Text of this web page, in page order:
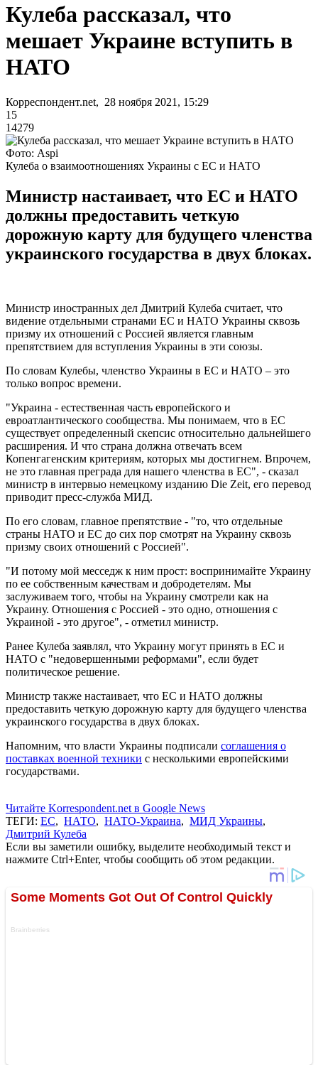
Кулеба рассказал, что
мешает Украине вступить в
НАТО
Корреспондент.net, 28 ноября 2021, 15:29
15
14279
Фото: Aspi
Кулеба о взаимоотношениях Украины с ЕС и НАТО
Министр настаивает, что ЕС и НАТО
должны предоставить четкую
дорожную карту для будущего членства
украинского государства в двух блоках.
Министр иностранных дел Дмитрий Кулеба считает, что
видение отдельными странами ЕС и НАТО Украины сквозь
призму их отношений с Россией является главным
препятствием для вступления Украины в эти союзы.
По словам Кулебы, членство Украины в ЕС и НАТО – это
только вопрос времени.
"Украина - естественная часть европейского и
евроатлантического сообщества. Мы понимаем, что в ЕС
существует определенный скепсис относительно дальнейшего
расширения. И что страна должна отвечать всем
Копенгагенским критериям, которых мы достигнем. Впрочем,
не это главная преграда для нашего членства в ЕС", - сказал
министр в интервью немецкому изданию Die Zeit, его перевод
приводит пресс-служба МИД.
По его словам, главное препятствие - "то, что отдельные
страны НАТО и ЕС до сих пор смотрят на Украину сквозь
призму своих отношений с Россией".
"И потому мой месседж к ним прост: воспринимайте Украину
по ее собственным качествам и добродетелям. Мы
заслуживаем того, чтобы на Украину смотрели как на
Украину. Отношения с Россией - это одно, отношения с
Украиной - это другое", - отметил министр.
Ранее Кулеба заявлял, что Украину могут принять в ЕС и
НАТО с "недовершенными реформами", если будет
политическое решение.
Министр также настаивает, что ЕС и НАТО должны
предоставить четкую дорожную карту для будущего членства
украинского государства в двух блоках.
Напомним, что власти Украины подписали соглашения о
поставках военной техники с несколькими европейскими
государствами.
Читайте Korrespondent.net в Google News
ТЕГИ: ЕС, НАТО, НАТО-Украина, МИД Украины,
Дмитрий Кулеба
Если вы заметили ошибку, выделите необходимый текст и
нажмите Ctrl+Enter, чтобы сообщить об этом редакции.